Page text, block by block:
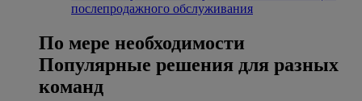
послепродажного обслуживания
По мере необходимости
Популярные решения для разных
команд